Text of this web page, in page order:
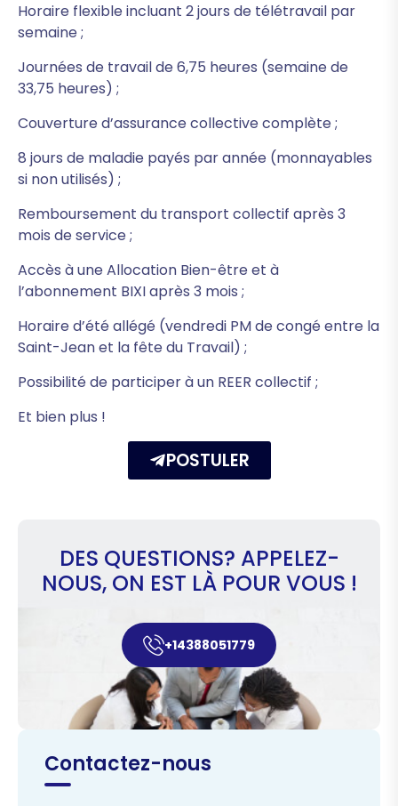
Horaire flexible incluant 2 jours de télétravail par
semaine ;
Journées de travail de 6,75 heures (semaine de
33,75 heures) ;
Couverture d’assurance collective complète ;
8 jours de maladie payés par année (monnayables
si non utilisés) ;
Remboursement du transport collectif après 3
mois de service ;
Accès à une Allocation Bien-être et à
l’abonnement BIXI après 3 mois ;
Horaire d’été allégé (vendredi PM de congé entre la
Saint-Jean et la fête du Travail) ;
Possibilité de participer à un REER collectif ;
Et bien plus !
POSTULER
DES QUESTIONS? APPELEZ-
NOUS, ON EST LÀ POUR VOUS !
+14388051779
Contactez-nous